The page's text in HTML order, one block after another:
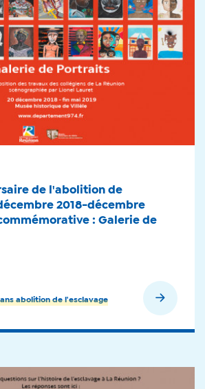
abolition de l'esclavage
de l'abolition de
2018-décembre
: Galerie de
En savoir plus